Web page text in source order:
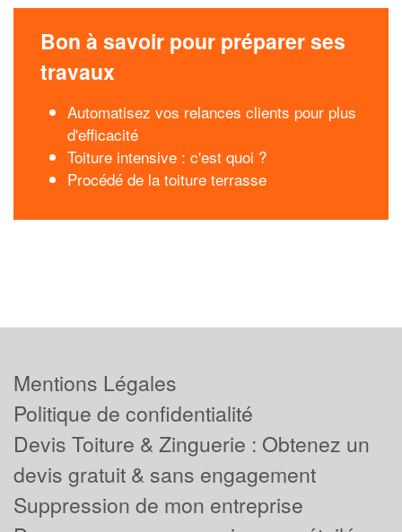
Bon à savoir pour préparer ses
travaux
Automatisez vos relances clients pour plus
d'efficacité
Toiture intensive : c'est quoi ?
Procédé de la toiture terrasse
Mentions Légales
Politique de confidentialité
Devis Toiture & Zinguerie : Obtenez un
devis gratuit & sans engagement
Suppression de mon entreprise